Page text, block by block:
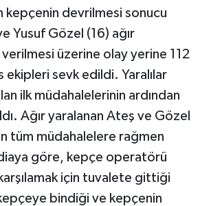
kepçenin devrilmesi sonucu
Yusuf Gözel (16) ağır
üzerine olay yerine 112
ekipleri sevk edildi. Yaralılar
ilk müdahalelerinin ardından
Ağır yaralanan Ateş ve Gözel
tüm müdahalelere rağmen
göre, kepçe operatörü
için tuvalete gittiği
bindiği ve kepçenin